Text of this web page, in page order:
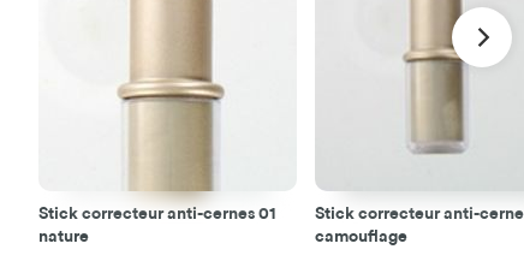
Stick correcteur anti-cernes 01
nature
Stick correcteur anti-
camouflage